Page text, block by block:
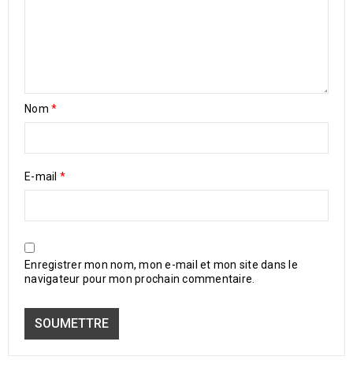
Nom *
E-mail *
Enregistrer mon nom, mon e-mail et mon site dans le
navigateur pour mon prochain commentaire.